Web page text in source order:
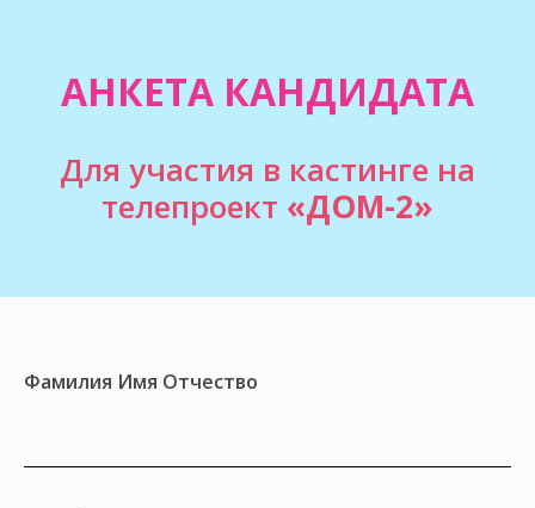
АНКЕТА КАНДИДАТА
Для участия в кастинге на
телепроект «ДОМ-2»
Фамилия Имя Отчество